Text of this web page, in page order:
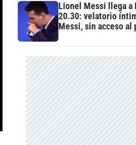
Lionel Messi llega a
20.30: velatorio
Messi, sin acceso al